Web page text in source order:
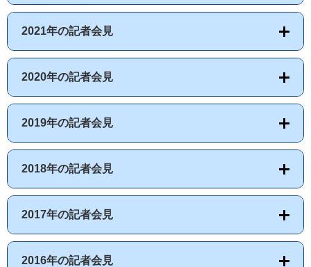
2021年の記者会見
2020年の記者会見
2019年の記者会見
2018年の記者会見
2017年の記者会見
2016年の記者会見